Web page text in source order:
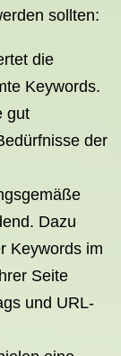
sollten:
die
Keywords.
gut
der
Dazu
Keywords im
Seite
und URL-